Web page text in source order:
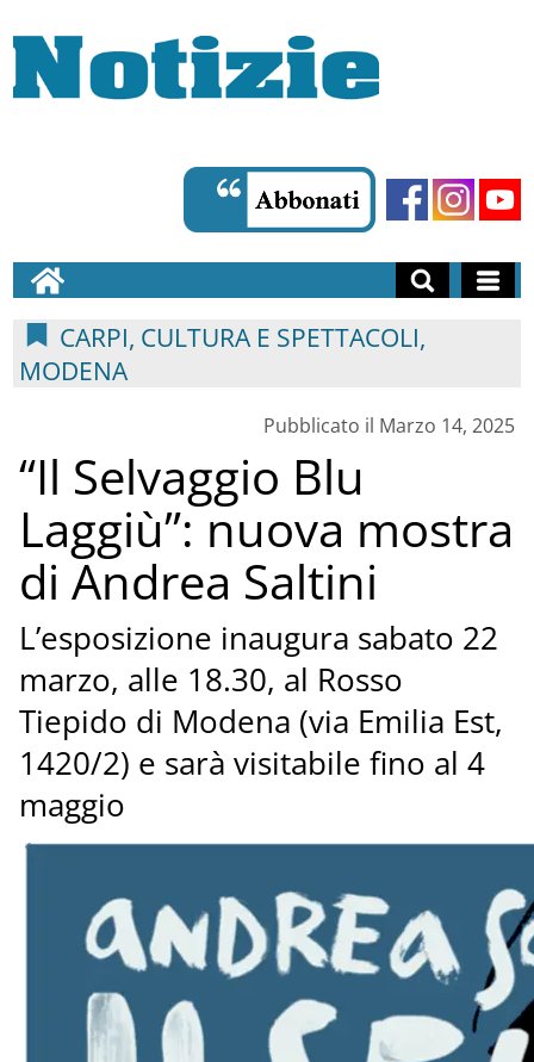
CARPI, CULTURA E SPETTACOLI,
MODENA
Pubblicato il Marzo 14, 2025
“Il Selvaggio Blu
Laggiù”: nuova mostra
di Andrea Saltini
L’esposizione inaugura sabato 22
marzo, alle 18.30, al Rosso
Tiepido di Modena (via Emilia Est,
1420/2) e sarà visitabile fino al 4
maggio